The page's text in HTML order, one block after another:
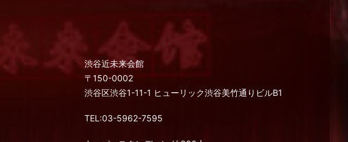
渋谷近未来会館
〒150-0002
渋谷区渋谷1-11-1 ヒューリック渋谷美竹通りビルB1
TEL:03-5962-7595